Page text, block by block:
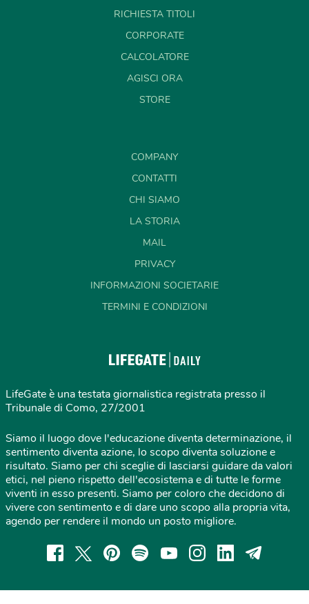
RICHIESTA TITOLI
CORPORATE
CALCOLATORE
AGISCI ORA
STORE
COMPANY
CONTATTI
CHI SIAMO
LA STORIA
MAIL
PRIVACY
INFORMAZIONI SOCIETARIE
TERMINI E CONDIZIONI
LifeGate è una testata giornalistica registrata presso il
Tribunale di Como, 27/2001
Siamo il luogo dove l'educazione diventa determinazione, il
sentimento diventa azione, lo scopo diventa soluzione e
risultato. Siamo per chi sceglie di lasciarsi guidare da valori
etici, nel pieno rispetto dell'ecosistema e di tutte le forme
viventi in esso presenti. Siamo per coloro che decidono di
vivere con sentimento e di dare uno scopo alla propria vita,
agendo per rendere il mondo un posto migliore.